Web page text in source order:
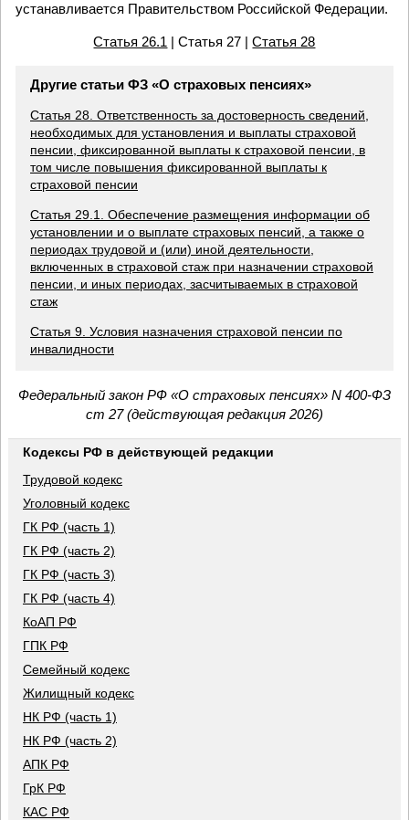
устанавливается Правительством Российской Федерации.
Статья 26.1 | Статья 27 |Статья 28
Другие статьи ФЗ «О страховых пенсиях»
Статья 28. Ответственность за достоверность сведений,
необходимых для установления и выплаты страховой
пенсии, фиксированной выплаты к страховой пенсии, в
том числе повышения фиксированной выплаты к
страховой пенсии
Статья 29.1. Обеспечение размещения информации об
установлении и о выплате страховых пенсий, а также о
периодах трудовой и (или) иной деятельности,
включенных в страховой стаж при назначении страховой
пенсии, и иных периодах, засчитываемых в страховой
стаж
Статья 9. Условия назначения страховой пенсии по
инвалидности
Федеральный закон РФ «О страховых пенсиях» N 400-ФЗ
ст 27 (действующая редакция 2026)
Кодексы РФ в действующей редакции
Трудовой кодекс
Уголовный кодекс
ГК РФ (часть 1)
ГК РФ (часть 2)
ГК РФ (часть 3)
ГК РФ (часть 4)
КоАП РФ
ГПК РФ
Семейный кодекс
Жилищный кодекс
НК РФ (часть 1)
НК РФ (часть 2)
АПК РФ
ГрК РФ
КАС РФ